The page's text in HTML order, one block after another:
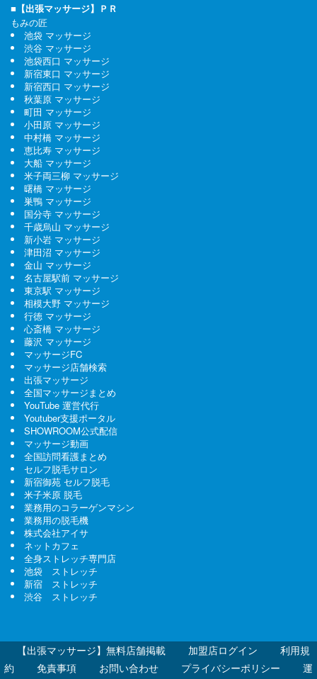
■【出張マッサージ】ＰＲ
もみの匠
池袋 マッサージ
渋谷 マッサージ
池袋西口 マッサージ
新宿東口 マッサージ
新宿西口 マッサージ
秋葉原 マッサージ
町田 マッサージ
小田原 マッサージ
中村橋 マッサージ
恵比寿 マッサージ
大船 マッサージ
米子両三柳 マッサージ
曙橋 マッサージ
巣鴨 マッサージ
国分寺 マッサージ
千歳烏山 マッサージ
新小岩 マッサージ
津田沼 マッサージ
金山 マッサージ
名古屋駅前 マッサージ
東京駅 マッサージ
相模大野 マッサージ
行徳 マッサージ
心斎橋 マッサージ
藤沢 マッサージ
マッサージFC
マッサージ店舗検索
出張マッサージ
全国マッサージまとめ
YouTube 運営代行
Youtuber支援ポータル
SHOWROOM公式配信
マッサージ動画
全国訪問看護まとめ
セルフ脱毛サロン
新宿御苑 セルフ脱毛
米子米原 脱毛
業務用のコラーゲンマシン
業務用の脱毛機
株式会社アイサ
ネットカフェ
全身ストレッチ専門店
池袋 ストレッチ
新宿 ストレッチ
渋谷 ストレッチ
【出張マッサージ】無料店舗掲載 加盟店ログイン
利用規
約
免責事項 お問い合わせ プライバシーポリシー
運